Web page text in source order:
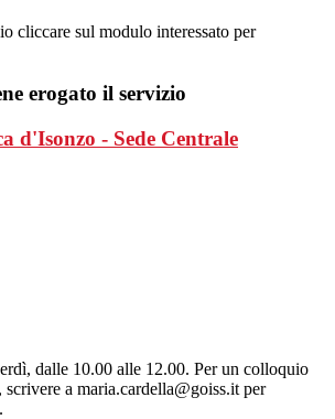
cliccare sul modulo interessato per
erogato il servizio
d'Isonzo - Sede Centrale
dalle 10.00 alle 12.00. Per un colloquio
a maria.cardella@goiss.it per